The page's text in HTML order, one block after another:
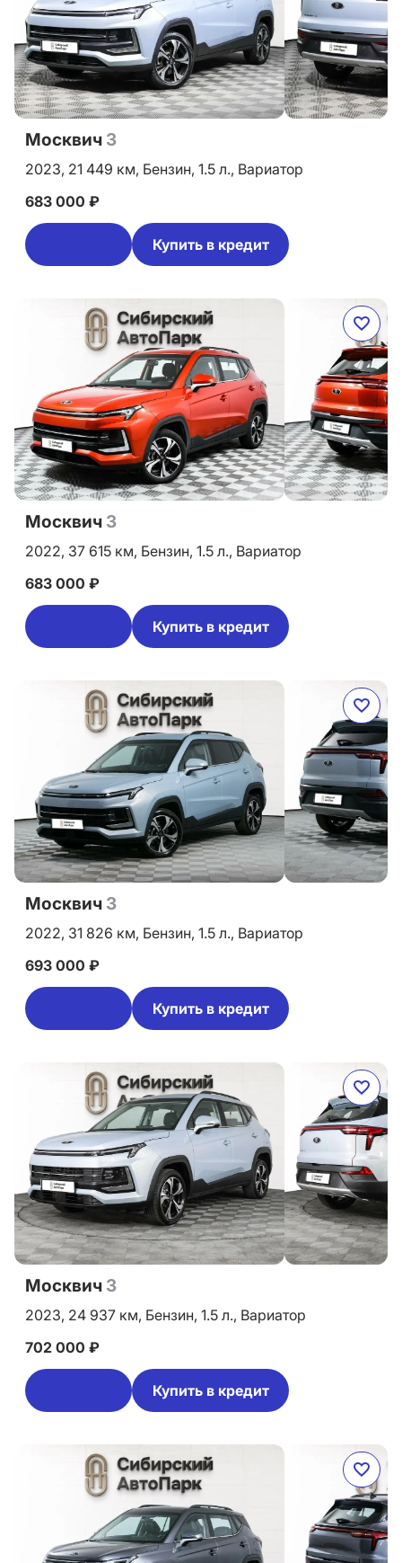
Москвич 3
2023, 21 449 км, Бензин, 1.5 л., Вариатор
683 000 ₽
Купить в кредит
Москвич 3
2022, 37 615 км, Бензин, 1.5 л., Вариатор
683 000 ₽
Купить в кредит
Москвич 3
2022, 31 826 км, Бензин, 1.5 л., Вариатор
693 000 ₽
Купить в кредит
Москвич 3
2023, 24 937 км, Бензин, 1.5 л., Вариатор
702 000 ₽
Купить в кредит